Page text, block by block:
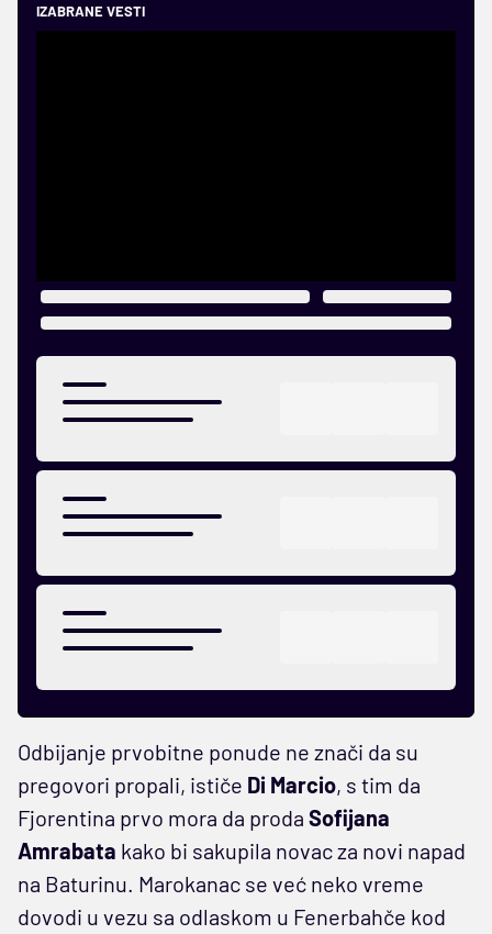
IZABRANE VESTI
Odbijanje prvobitne ponude ne znači da su
pregovori propali, ističe Di Marcio, s tim da
Fjorentina prvo mora da proda Sofijana
Amrabata kako bi sakupila novac za novi napad
na Baturinu. Marokanac se već neko vreme
dovodi u vezu sa odlaskom u Fenerbahče kod